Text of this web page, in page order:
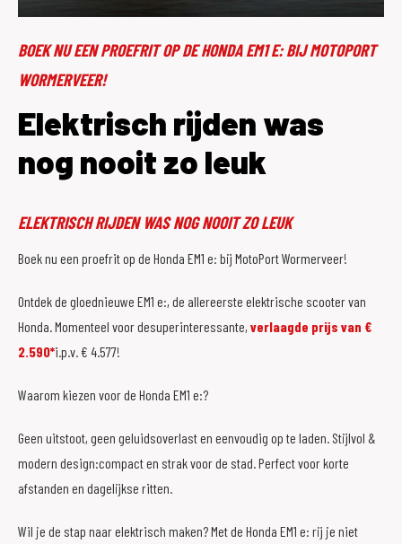
BOEK NU EEN PROEFRIT OP DE HONDA EM1 E: BIJ MOTOPORT
WORMERVEER!
Elektrisch rijden was
nog nooit zo leuk
ELEKTRISCH RIJDEN WAS NOG NOOIT ZO LEUK
Boek nu een proefrit op de Honda EM1 e: bij MotoPort Wormerveer!
Ontdek de gloednieuwe EM1 e:, de allereerste elektrische scooter van
Honda. Momenteel voor desuperinteressante, verlaagde prijs van €
2.590*i.p.v. € 4.577!
Waarom kiezen voor de Honda EM1 e:?
Geen uitstoot, geen geluidsoverlast en eenvoudig op te laden. Stijlvol &
modern design:compact en strak voor de stad. Perfect voor korte
afstanden en dagelijkse ritten.
Wil je de stap naar elektrisch maken? Met de Honda EM1 e: rij je niet